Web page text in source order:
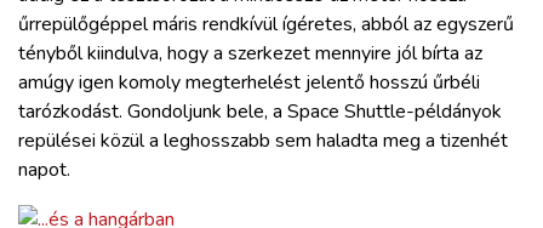
űrrepülőgéppel máris rendkívül ígéretes, abból az egyszerű
tényből kiindulva, hogy a szerkezet mennyire jól bírta az
amúgy igen komoly megterhelést jelentő hosszú űrbéli
tarózkodást. Gondoljunk bele, a Space Shuttle-példányok
repülései közül a leghosszabb sem haladta meg a tizenhét
napot.